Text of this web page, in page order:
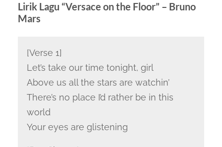
Lirik Lagu “Versace on the Floor” – Bruno
Mars
[Verse 1]
Let’s take our time tonight, girl
Above us all the stars are watchin’
There’s no place I’d rather be in this
world
Your eyes are glistening